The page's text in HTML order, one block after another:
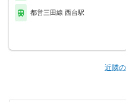
都営三田線 西台駅
近隣